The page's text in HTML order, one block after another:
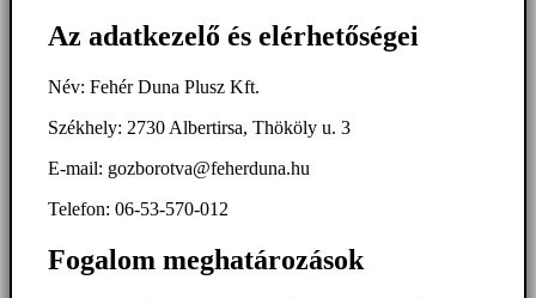
Az adatkezelő és elérhetőségei
Név: Fehér Duna Plusz Kft.
Székhely: 2730 Albertirsa, Thököly u. 3
E-mail: gozborotva@feherduna.hu
Telefon: 06-53-570-012
Fogalom meghatározások